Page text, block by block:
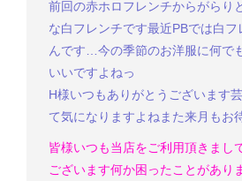
前回の赤ホロフレンチからがらり
な白フレンチです最近PBでは白フ
んです… 今の季節のお洋服に何で
いいですよねっ
H様いつもありがとうございます
て気になりますよね また来月もお
皆様いつも当店をご利用頂きまし
ございます何か困ったことがあり